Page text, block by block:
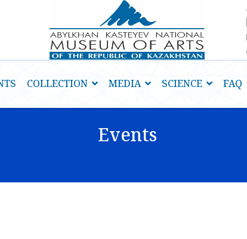
COLLECTION MEDIA SCIENCE FAQ
Events